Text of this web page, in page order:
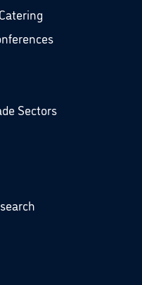
Sectors